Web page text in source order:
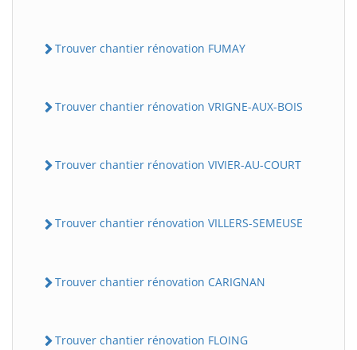
Trouver chantier rénovation FUMAY
Trouver chantier rénovation VRIGNE-AUX-BOIS
Trouver chantier rénovation VIVIER-AU-COURT
Trouver chantier rénovation VILLERS-SEMEUSE
Trouver chantier rénovation CARIGNAN
Trouver chantier rénovation FLOING